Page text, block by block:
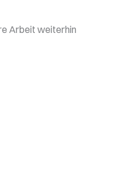
Arbeit weiterhin